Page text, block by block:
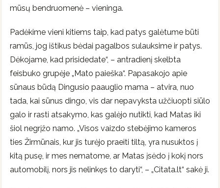
mūsų bendruomenė – vieninga.
Padėkime vieni kitiems taip, kad patys galėtume būti
ramūs, jog ištikus bėdai pagalbos sulauksime ir patys.
Dėkojame, kad prisidedate“, – antradienį skelbta
feisbuko grupėje „Mato paieška“. Papasakojo apie
sūnaus būdą Dingusio paauglio mama – atvira, nuo
tada, kai sūnus dingo, vis dar nepavyksta užčiuopti siūlo
galo ir rasti atsakymo, kas galėjo nutikti, kad Matas iki
šiol negrįžo namo. „Visos vaizdo stebėjimo kameros
ties Žirmūnais, kur jis turėjo praeiti tiltą, yra nusuktos į
kitą pusę, ir mes nematome, ar Matas įsėdo į kokį nors
automobilį, nors jis nelinkęs to daryti“, – „Citata.lt“ sakė ji.